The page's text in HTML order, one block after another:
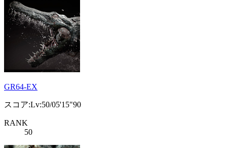
GR64-EX
スコア:Lv:50/05'15"90
RANK
50